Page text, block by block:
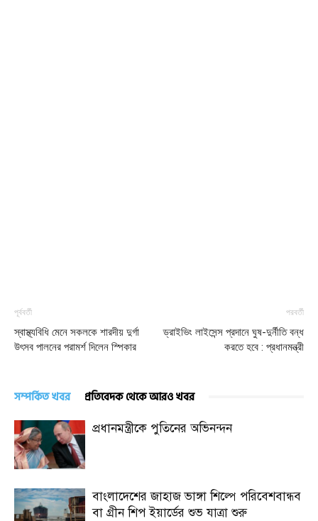
পূর্ববর্তী
স্বাস্থ্যবিধি মেনে সকলকে শারদীয় দুর্গা
উৎসব পালনের পরামর্শ দিলেন স্পিকার
পরবর্তী
ড্রাইভিং লাইসেন্স প্রদানে ঘুষ-দুর্নীতি বন্ধ
করতে হবে : প্রধানমন্ত্রী
সম্পর্কিত খবর প্রতিবেদক থেকে আরও খবর
প্রধানমন্ত্রীকে পুতিনের অভিনন্দন
বাংলাদেশের জাহাজ ভাঙ্গা শিল্পে পরিবেশবান্ধব
বা গ্রীন শিপ ইয়ার্ডের শুভ যাত্রা শুরু